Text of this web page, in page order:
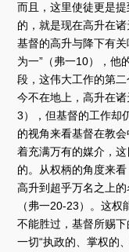
而且，这里使徒更是
的，就是现在高升在
基督的高升与降下有
为一”（弗一10），他
段，这伟大工作的第
今不在地上，高升在
3），但基督的工作却
的视角来看基督在教
着充满万有的媒介，
的。从权柄的角度来
高升到超乎万名之上
（弗一20-23）。这
不能胜过，基督所赐
一切“执政的、掌权的